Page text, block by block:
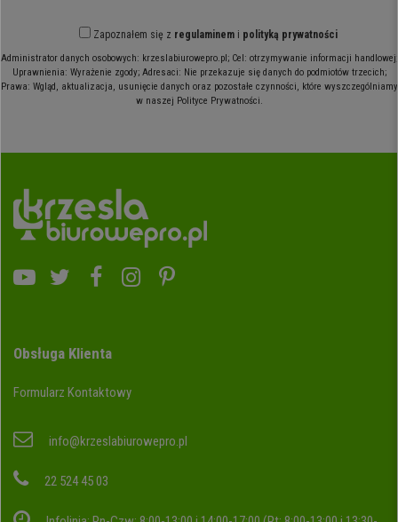
Zapoznałem się z regulaminemi polityką prywatności
Administrator danych osobowych: krzeslabiurowepro.pl; Cel: otrzymywanie informacji handlowej;
Uprawnienia: Wyrażenie zgody; Adresaci: Nie przekazuje się danych do podmiotów trzecich;
Prawa: Wgląd, aktualizacja, usunięcie danych oraz pozostałe czynności, które wyszczególniamy
w naszej Polityce Prywatności.
Obsługa Klienta
Formularz Kontaktowy
info@krzeslabiurowepro.pl
22 524 45 03